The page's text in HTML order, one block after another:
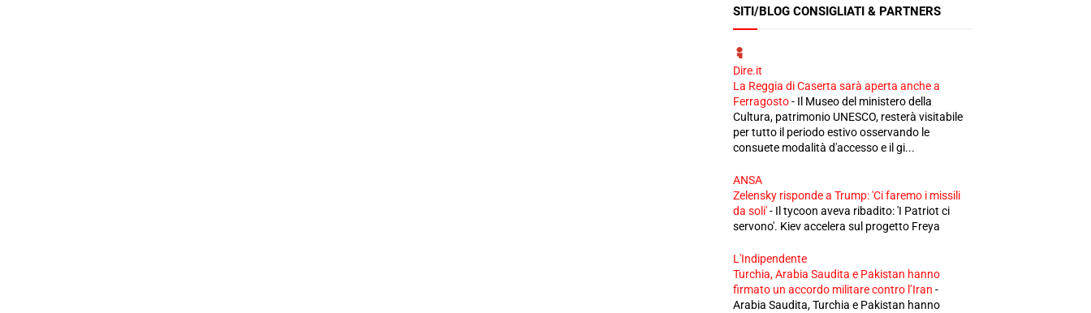
SITI/BLOG CONSIGLIATI & PARTNERS
Dire.it
La Reggia di Caserta sarà aperta anche a
Ferragosto- Il Museo del ministero della
Cultura, patrimonio UNESCO, resterà visitabile
per tutto il periodo estivo osservando le
consuete modalità d'accesso e il gi...
ANSA
Zelensky risponde a Trump: 'Ci faremo i missili
da soli'- Il tycoon aveva ribadito: 'I Patriot ci
servono'. Kiev accelera sul progetto Freya
L'Indipendente
Turchia, Arabia Saudita e Pakistan hanno
firmato un accordo militare contro l’Iran -
Arabia Saudita, Turchia e Pakistan hanno